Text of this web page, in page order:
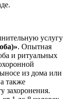
услугу
. Опытная
и ритуальных
из дома или
также
захоронения.